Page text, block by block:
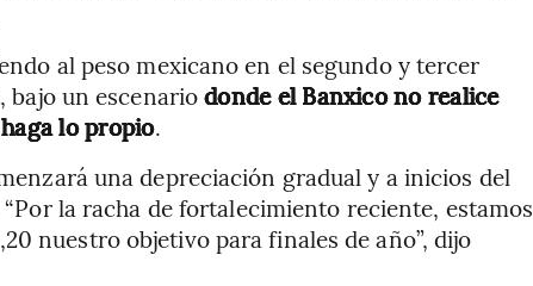
al peso mexicano en el segundo y tercer
bajo un escenariodonde el Banxico no realice
lo propio.
una depreciación gradual y a inicios del
la racha de fortalecimiento reciente, estamos
nuestro objetivo para finales de año”, dijo